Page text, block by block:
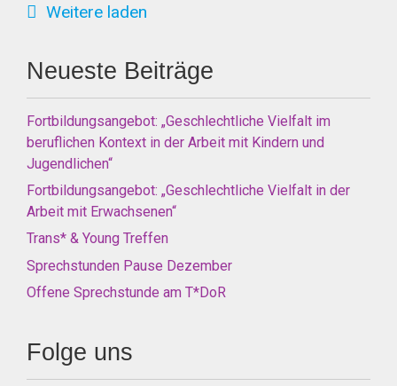
Weitere laden
Neueste Beiträge
Fortbildungsangebot: „Geschlechtliche Vielfalt im
beruflichen Kontext in der Arbeit mit Kindern und
Jugendlichen“
Fortbildungsangebot: „Geschlechtliche Vielfalt in der
Arbeit mit Erwachsenen“
Trans* & Young Treffen
Sprechstunden Pause Dezember
Offene Sprechstunde am T*DoR
Folge uns